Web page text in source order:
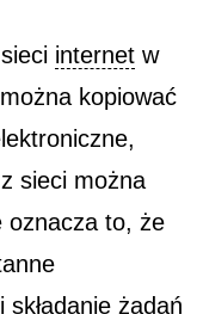
internet w
kopiować
sieci można
oznacza to, że
żądań